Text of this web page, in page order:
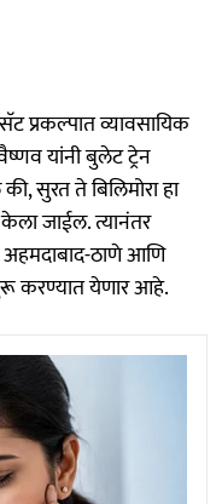
प्रकल्पात व्यावसायिक
यांनी बुलेट ट्रेन
सुरत ते बिलिमोरा हा
जाईल. त्यानंतर
अहमदाबाद-ठाणे आणि
करण्यात येणार आहे.